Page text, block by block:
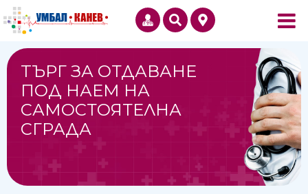
TЪРГ ЗА ОТДАВАНЕ
ПОД НАЕМ НА
САМОСТОЯТЕЛНА
СГРАДА